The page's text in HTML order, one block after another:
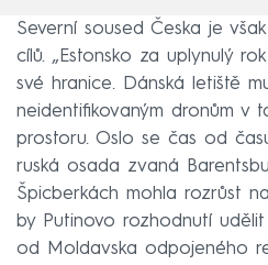
Severní soused Česka je
cílů. „Estonsko za uplynulý
své hranice. Dánská letiště
neidentifikovaným dronům v
prostoru. Oslo se čas od
ruská osada zvaná
Špicberkách mohla rozrůst
by Putinovo rozhodnutí
od Moldavska odpojeného